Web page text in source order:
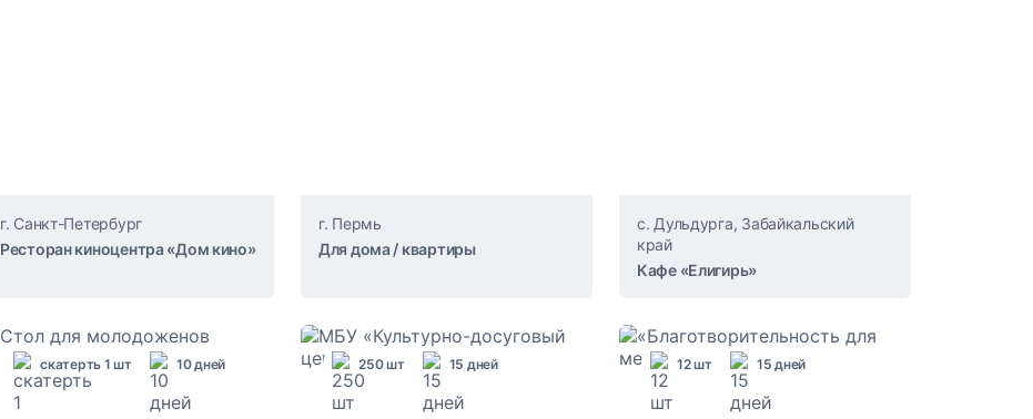
г. Санкт-Петербург
Ресторан киноцентра «Дом кино»
г. Пермь
Для дома / квартиры
с. Дульдурга, Забайкальский
край
Кафе «Елигирь»
скатерть 1 шт 10 дней 250 шт 15 дней 12 шт 15 дней